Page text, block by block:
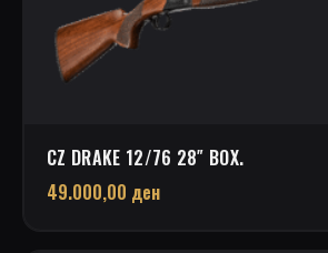
CZ DRAKE 12/76 28″ BOX.
49.000,00 ден